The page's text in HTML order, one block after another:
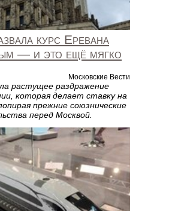
курс Еревана
— и это ещё мягко
Московские Вести
растущее раздражение
которая делает ставку на
прежние союзнические
перед Москвой.